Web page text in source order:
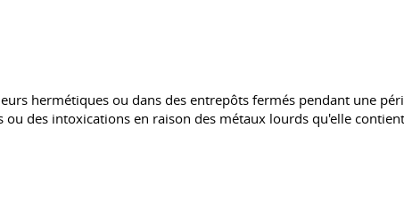
hermétiques ou dans des entrepôts fermés pendant une
des intoxications en raison des métaux lourds qu'elle